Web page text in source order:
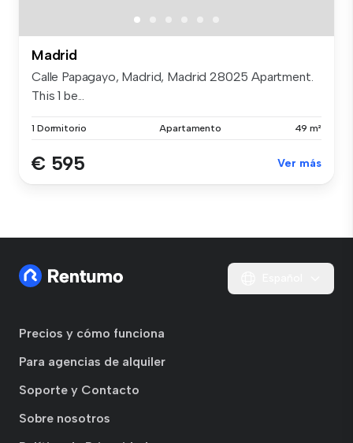
Madrid
Calle Papagayo, Madrid, Madrid 28025 Apartment.
This 1 be...
1 Dormitorio Apartamento 49 m²
€ 595 Ver más
Precios y cómo funciona
Para agencias de alquiler
Soporte y Contacto
Sobre nosotros